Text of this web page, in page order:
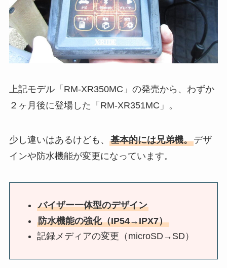
上記モデル「RM-XR350MC」の発売から、わずか
２ヶ月後に登場した「RM-XR351MC」。
少し違いはあるけども、 基本的には兄弟機。デザ
インや防水機能が変更になっています。
バイザー一体型のデザイン
防水機能の強化（IP54→IPX7）
記録メディアの変更（microSD→SD）